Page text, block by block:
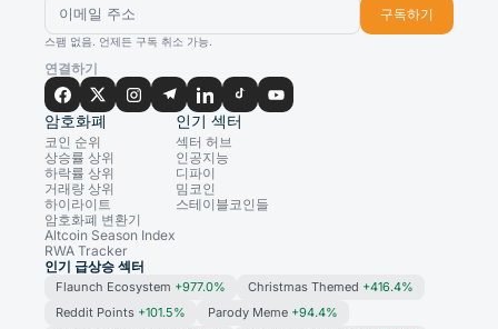
구독하기
스팸 없음. 언제든 구독 취소 가능.
연결하기
암호화폐
코인 순위
상승률 상위
하락률 상위
거래량 상위
하이라이트
암호화폐 변환기
Altcoin Season Index
RWA Tracker
인기 섹터
섹터 허브
인공지능
디파이
밈코인
스테이블코인들
인기 급상승 섹터
Flaunch Ecosystem +977.0% Christmas Themed +416.4%
Reddit Points +101.5% Parody Meme +94.4%